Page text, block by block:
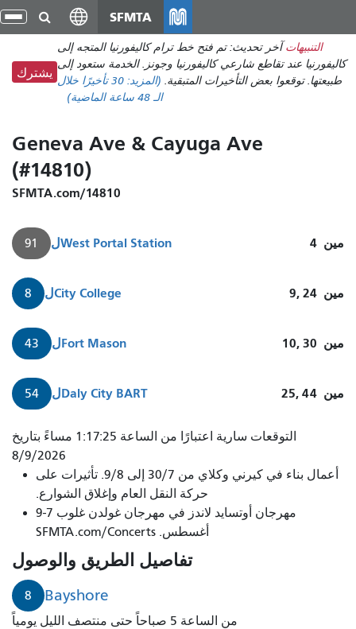
انتقل
إلى
المحتوى
الرئيسي
SFMTA
التنبيهات آخر تحديث: تم فتح خط ترام كاليفورنيا المتجه إلى
كاليفورنيا عند تقاطع شارعي كاليفورنيا وجونز. الخدمة ستعود إلى
طبيعتها. توقعوا بعض التأخيرات المتبقية. (المزيد: 30 تأخيرًا
خلال
الـ 48 ساعة الماضية)
يشترك
Geneva Ave & Cayuga Ave
(#14810)
SFMTA.com/14810
91 لWest Portal Station 4 مين
8 لCity College 9, 24 مين
43 لFort Mason 10, 30 مين
54 لDaly City BART 25, 44 مين
تصل
حافلة
91
Street/19th
Avenue
Owl
خلال
4
دقائق.
التوقعات سارية اعتبارًا من الساعة 1:17:25 مساءً بتاريخ
8/9/2026
أعمال بناء في كيرني وكلاي من 30/7 إلى 9/8. تأثيرات على
حركة النقل العام وإغلاق الشوارع.
مهرجان أوتسايد لاندز في مهرجان غولدن غلوب 7-9
أغسطس. SFMTA.com/Concerts
تفاصيل الطريق والوصول
8 Bayshore
من الساعة 5 صباحاً حتى منتصف الليل يومياً